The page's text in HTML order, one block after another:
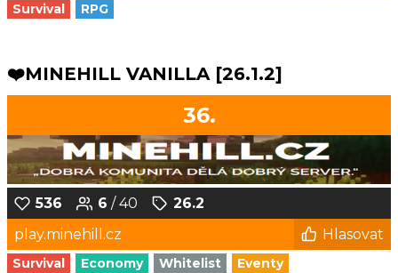
Survival RPG
❤️MINEHILL VANILLA [26.1.2]
36.
536 6 / 40
26.2
play.minehill.cz
Hlasovat
Survival Economy Whitelist Eventy